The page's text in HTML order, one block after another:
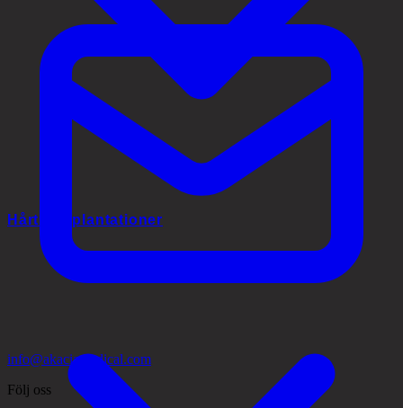
Hårtransplantationer
info@akaciamedical.com
Följ oss